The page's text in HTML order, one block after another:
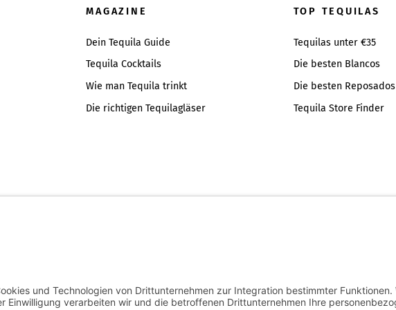
MAGAZINE
Dein Tequila Guide
Tequila Cocktails
Wie man Tequila trinkt
Die richtigen Tequilagläser
TOP TEQUILAS
Tequilas unter €35
Die besten Blancos
Die besten Reposados
Tequila Store Finder